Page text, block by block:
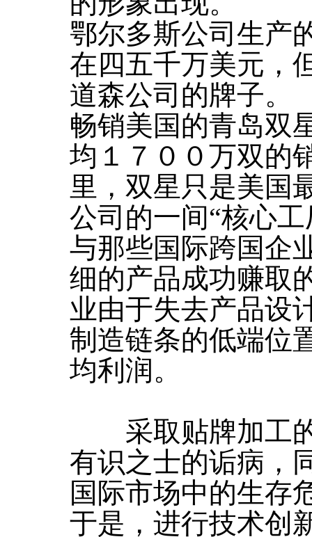
鄂尔多斯公司生产
在四五千万美元，
道森公司的牌子。
畅销美国的青岛双
均１７００万双的
里，双星只是美国
公司的一间“核心
与那些国际跨国企
细的产品成功赚取
业由于失去产品设
制造链条的低端位
均利润。
采取贴牌加工的
有识之士的诟病，
国际市场中的生存
于是，进行技术创